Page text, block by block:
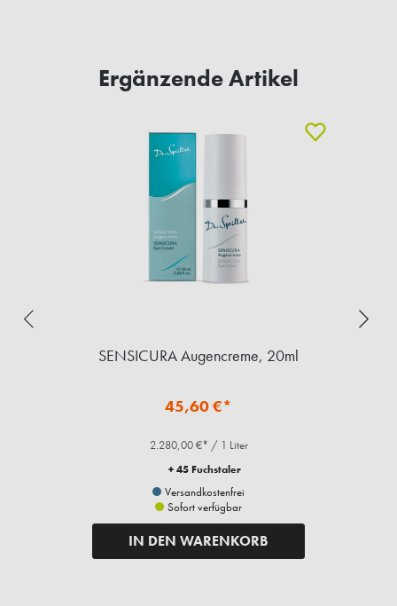
Ergänzende Artikel
SENSICURA Augencreme, 20ml
45,60 €*
2.280,00 €* / 1 Liter
+ 45 Fuchstaler
Versandkostenfrei
Sofort verfügbar
IN DEN WARENKORB